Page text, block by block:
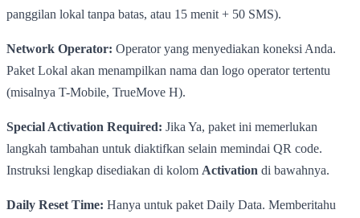
panggilan lokal tanpa batas, atau 15 menit + 50 SMS).
Network Operator: Operator yang menyediakan koneksi Anda.
Paket Lokal akan menampilkan nama dan logo operator tertentu
(misalnya T-Mobile, TrueMove H).
Special Activation Required: Jika Ya, paket ini memerlukan
langkah tambahan untuk diaktifkan selain memindai QR code.
Instruksi lengkap disediakan di kolom Activation di bawahnya.
Daily Reset Time: Hanya untuk paket Daily Data. Memberitahu